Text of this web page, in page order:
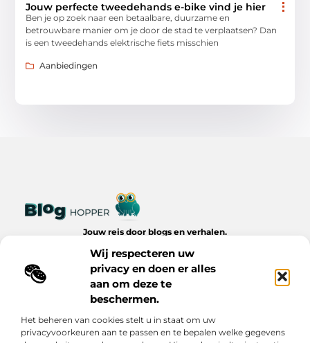
Wij respecteren uw
privacy en doen er alles
aan om deze te
beschermen.
Het beheren van cookies stelt u in staat om uw
privacyvoorkeuren aan te passen en te bepalen welke gegevens
Jouw perfecte tweedehands e-bike vind je hier
Ben je op zoek naar een betaalbare, duurzame en
betrouwbare manier om je door de stad te verplaatsen? Dan
is een tweedehands elektrische fiets misschien
Aanbiedingen
Jouw reis door blogs en verhalen.
dagelijks leven op Bloghopper.nl.
Bericht categorie